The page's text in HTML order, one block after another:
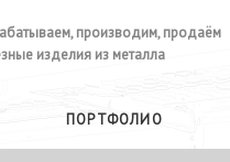
производим, продаём
изделия из металла
ПОРТФОЛИО